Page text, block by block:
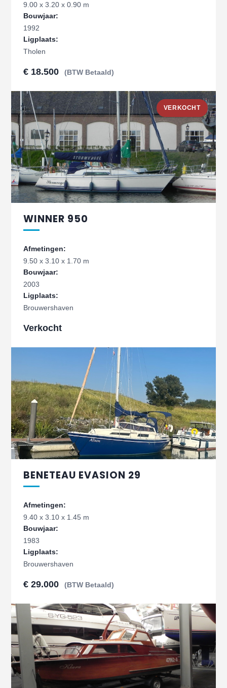
9.00 x 3.20 x 0.90 m
Bouwjaar:
1992
Ligplaats:
Tholen
€ 18.500 (BTW Betaald)
VERKOCHT
WINNER 950
Afmetingen:
9.50 x 3.10 x 1.70 m
Bouwjaar:
2003
Ligplaats:
Brouwershaven
Verkocht
BENETEAU EVASION 29
Afmetingen:
9.40 x 3.10 x 1.45 m
Bouwjaar:
1983
Ligplaats:
Brouwershaven
€ 29.000 (BTW Betaald)